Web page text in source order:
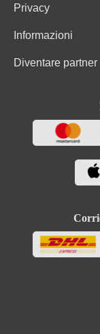
Privacy
Informazioni
Diventare partner